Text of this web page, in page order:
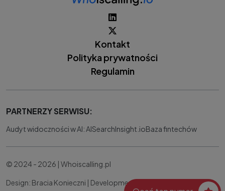
Kontakt
Polityka prywatności
Regulamin
PARTNERZY SERWISU:
Audyt widoczności w AI: AISearchInsight.ioBaza fintechów
© 2024 - 2026 | Whoiscalling.pl
Design: Bracia Konieczni | Development: